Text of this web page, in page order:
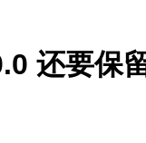
还要保